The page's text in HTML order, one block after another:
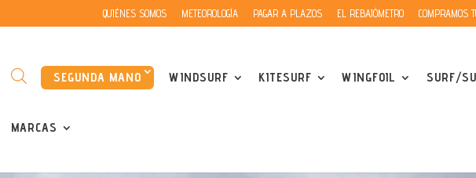
QUIÉNES SOMOS METEOROLOGÍA PAGAR A PLAZOS EL REBAJÓMETRO COMPRAMOS
SEGUNDA MANO WINDSURF KITESURF WINGFOIL SURF/
MARCAS